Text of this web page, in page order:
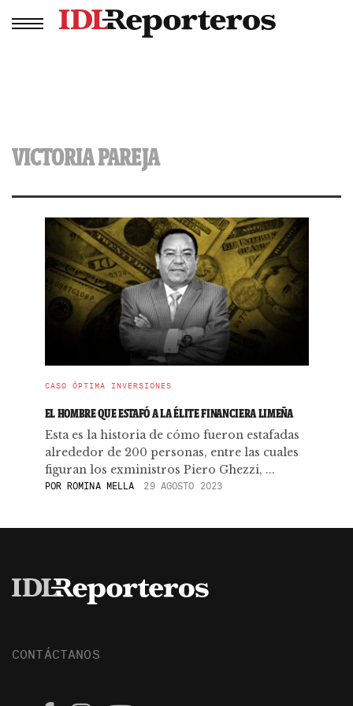
VICTORIA PAREJA
CASO ÓPTIMA INVERSIONES
EL HOMBRE QUE ESTAFÓ A LA ÉLITE FINANCIERA LIMEÑA
Esta es la historia de cómo fueron estafadas
alrededor de 200 personas, entre las cuales
figuran los exministros Piero Ghezzi, ...
POR ROMINA MELLA 29 AGOSTO 2023
CONTÁCTANOS